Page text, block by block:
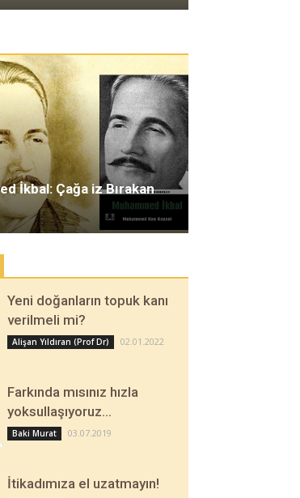
İkbal: Çağa iz Bırakan
Yeni doğanların topuk kanı
verilmeli mi?
Alişan Yıldıran (Prof Dr) 02.01.2022
Farkında mısınız hızla
yoksullaşıyoruz…
Baki Murat 03.07.2019
İtikadımıza el uzatmayın!